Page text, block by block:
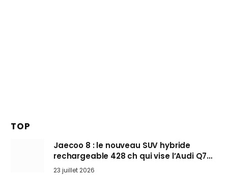
TOP
Jaecoo 8 : le nouveau SUV hybride
rechargeable 428 ch qui vise l’Audi Q7
arrive en Europe cet automne
23 juillet 2026